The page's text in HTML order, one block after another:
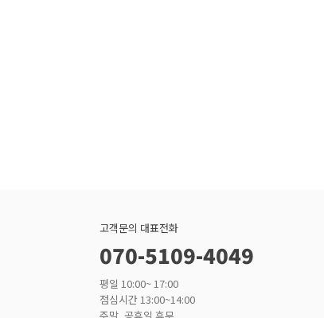
고객문의 대표전화
070-5109-4049
평일 10:00~ 17:00
점심시간 13:00~14:00